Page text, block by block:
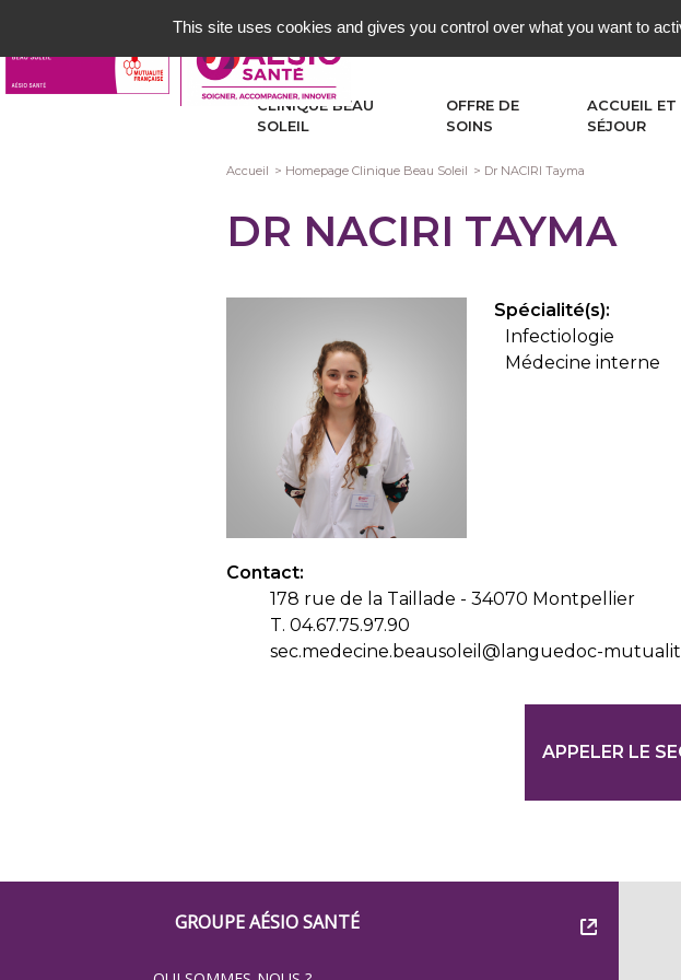
contenu
principal
CLINIQUE BEAU
SOLEIL
OFFRE DE
SOINS
ACCUEIL ET
SÉJOUR
Fil
d'Ariane
Accueil Homepage Clinique Beau Soleil Dr NACIRI Tayma
DR NACIRI TAYMA
Spécialité(s):
Infectiologie
Médecine interne
Contact:
178 rue de la Taillade - 34070 Montpellier
T. 04.67.75.97.90
sec.medecine.beausoleil@languedoc-
APPELER LE
Footer
Groupe
GROUPE AÉSIO SANTÉ
This site uses cookies and gives you control over what you want to